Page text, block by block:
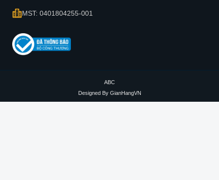
MST: 0401804255-001
ABC
Designed By GianHangVN